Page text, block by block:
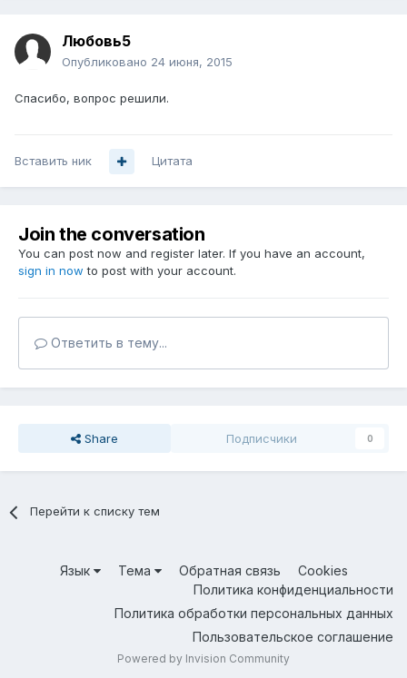
Любовь5
Опубликовано 24 июня, 2015
Спасибо, вопрос решили.
Вставить ник Цитата
Join the conversation
You can post now and register later. If you have an account,
sign in now to post with your account.
Ответить в тему...
Share Подписчики 0
Перейти к списку тем
Язык Тема Обратная связь
Cookies
Политика конфиденциальности
Политика обработки персональных данных
Пользовательское соглашение
Powered by Invision Community